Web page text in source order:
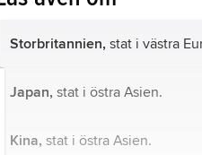
Storbritannien, stat i västra
Japan, stat i östra Asien.
Kina, stat i östra Asien.